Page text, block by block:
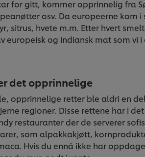
for gitt, kommer opprinnelig fra
osv. Da europeerne kom
sitrus, hvete m.m. Etter hvert
europeisk og indiansk mat som vi
det opprinnelige
opprinnelige retter ble aldri en
regioner. Disse rettene har i
restauranter der de serverer
som alpakkakjøtt,
Hvis du ennå ikke har